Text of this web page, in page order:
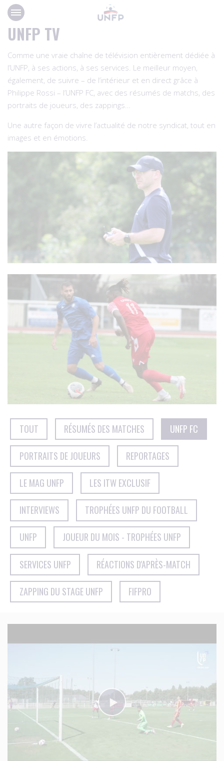
Panneau de gestion des cookies
UNFP TV
Comme une vraie chaîne de télévision entièrement dédiée à
l’UNFP, à ses actions, à ses services. Le meilleur moyen,
également, de suivre – de l’intérieur et en direct grâce à
Philippe Rossi – l’UNFP FC, avec des résumés de matchs, des
portraits de joueurs, des zappings…
Une autre façon de vivre l’actualité de notre syndicat, tout en
images et en émotions.
TOUT RÉSUMÉS DES MATCHES UNFP FC
PORTRAITS DE JOUEURS REPORTAGES
LE MAG UNFP LES ITW EXCLUSIF
INTERVIEWS TROPHÉES UNFP DU FOOTBALL
UNFP JOUEUR DU MOIS - TROPHÉES UNFP
SERVICES UNFP RÉACTIONS D'APRÈS-MATCH
ZAPPING DU STAGE UNFP FIFPRO